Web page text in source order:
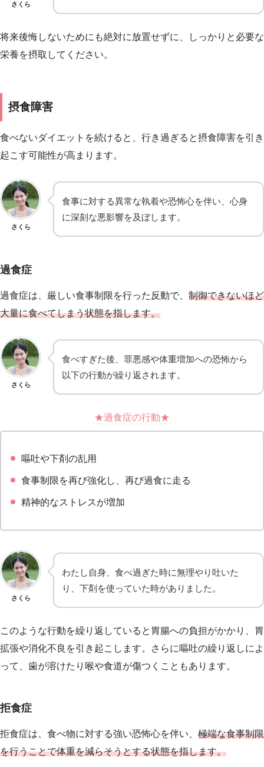
さくら
将来後悔しないためにも絶対に放置せずに、しっかりと必要な
栄養を摂取してください。
摂食障害
食べないダイエットを続けると、行き過ぎると摂食障害を引き
起こす可能性が高まります。
さくら
食事に対する異常な執着や恐怖心を伴い、心身
に深刻な悪影響を及ぼします。
過食症
過食症は、厳しい食事制限を行った反動で、 制御できないほど
大量に食べてしまう状態を指します。
さくら
食べすぎた後、罪悪感や体重増加への恐怖から
以下の行動が繰り返されます。
★過食症の行動★
嘔吐や下剤の乱用
食事制限を再び強化し、再び過食に走る
精神的なストレスが増加
さくら
わたし自身、食べ過ぎた時に無理やり吐いた
り、下剤を使っていた時がありました。
このような行動を繰り返していると胃腸への負担がかかり、胃
拡張や消化不良を引き起こします。さらに嘔吐の繰り返しによ
って、歯が溶けたり喉や食道が傷つくこともあります。
拒食症
拒食症は、食べ物に対する強い恐怖心を伴い、 極端な食事制限
を行うことで体重を減らそうとする状態を指します。